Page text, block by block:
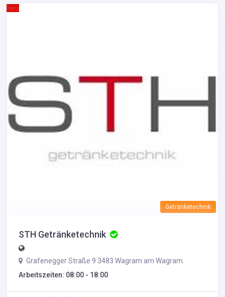
Neu
Getränketechnik
STH Getränketechnik
Grafenegger Straße 9 3483 Wagram am Wagram
Arbeitszeiten: 08:00 - 18:00